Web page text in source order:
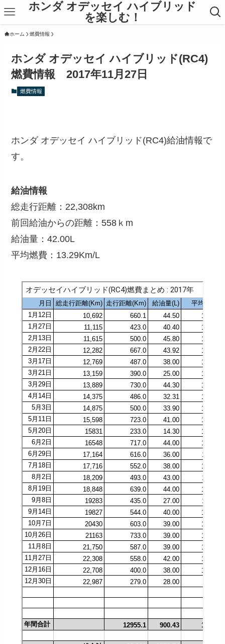
ホンダ オデッセイ ハイブリッド
を楽しむ！
ホーム 燃費情報
ホンダ オデッセイ ハイブリッド(RC4)
燃費情報 2017年11月27日
燃費情報
ホンダ オデッセイ ハイブリッド(RC4)給油情報で
す。
給油情報
総走行距離：22,308km
前回給油からの距離：558ｋm
給油量：42.00L
平均燃費：13.29Km/L